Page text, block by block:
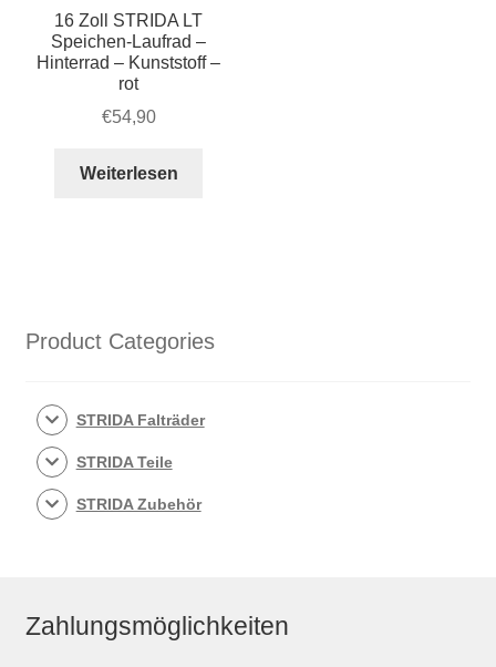
16 Zoll STRIDA LT
Speichen-Laufrad –
Hinterrad – Kunststoff –
rot
€54,90
Weiterlesen
Product Categories
STRIDA Falträder
STRIDA Teile
STRIDA Zubehör
Zahlungsmöglichkeiten